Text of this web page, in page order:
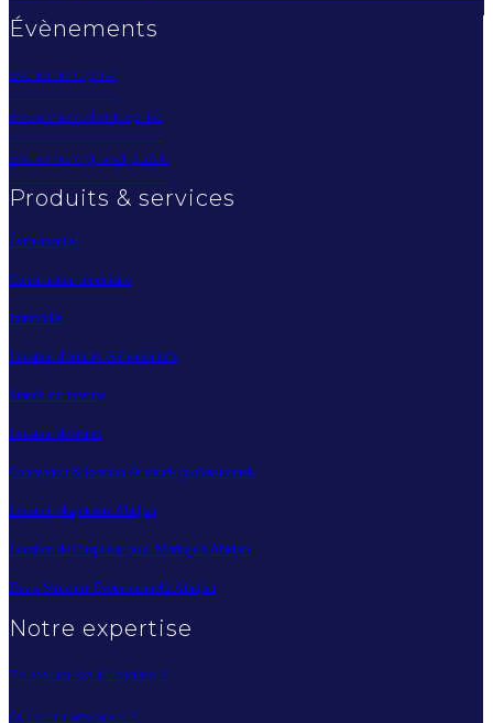
Évènements
Évènement privé
Évènement d'entreprise
Évènement grand public
Produits & services
Évènementiel
Construction modulaire
Immobilier
Location d'articles évènementiels
Stands sur mesure
Location de tentes
Conception & location de stands professionnels
Location chapiteaux Abidjan
Location de Chapiteau pour Mariage à Abidjan
Devis Structure Événementielle Abidjan
Notre expertise
Pourquoi Ayuf Holding ?
Qui sommes-nous ?